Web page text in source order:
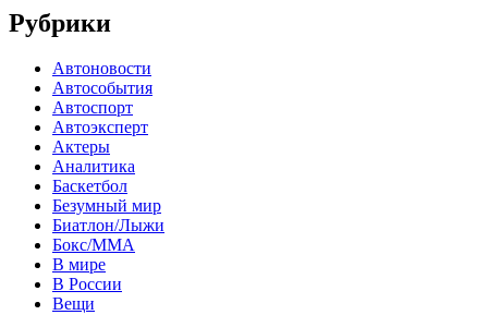
Рубрики
Автоновости
Автособытия
Автоспорт
Автоэксперт
Актеры
Аналитика
Баскетбол
Безумный мир
Биатлон/Лыжи
Бокс/MMA
В мире
В России
Вещи